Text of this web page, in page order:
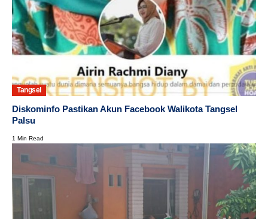
Tangsel
Diskominfo Pastikan Akun Facebook Walikota Tangsel
Palsu
1 Min Read